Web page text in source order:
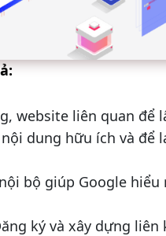
website liên quan để
dung hữu ích và để
bộ giúp Google hiểu
ký và xây dựng